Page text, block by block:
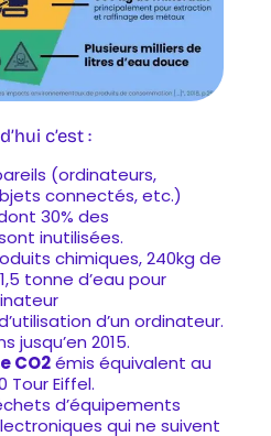
c’est :
(ordinateurs,
connectés, etc.)
30% des
inutilisées.
chimiques, 240kg de
tonne d’eau pour
d’un ordinateur.
jusqu’en 2015.
CO2émis équivalent au
Tour Eiffel.
d’équipements
qui ne suivent